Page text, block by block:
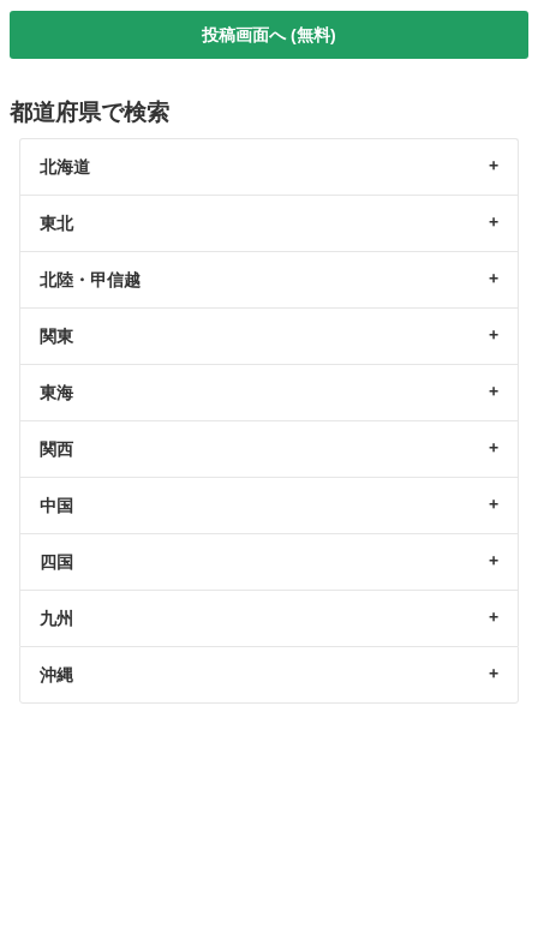
投稿画面へ (無料)
都道府県で検索
北海道
東北
北陸・甲信越
関東
東海
関西
中国
四国
九州
沖縄